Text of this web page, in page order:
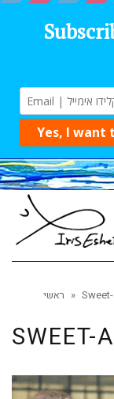
ראשי »
SWEET-